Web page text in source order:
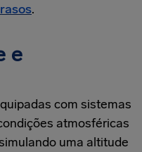
.
e
com sistemas
atmosféricas
uma altitude